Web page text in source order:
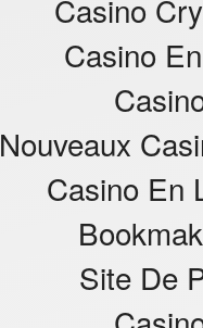
Casino
Casino
Nouveaux
Casino En
Site De